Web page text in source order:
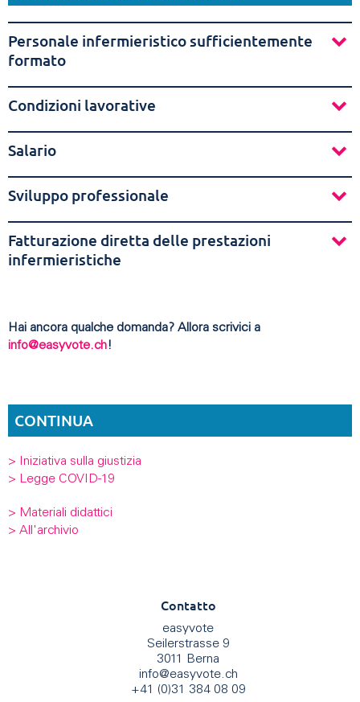
Personale infermieristico sufficientemente
formato
Condizioni lavorative
Salario
Sviluppo professionale
Fatturazione diretta delle prestazioni
infermieristiche
Hai ancora qualche domanda? Allora scrivici a
info@easyvote.ch!
CONTINUA
> Iniziativa sulla giustizia
> Legge COVID-19
> Materiali didattici
> All'archivio
Contatto
easyvote
Seilerstrasse 9
3011 Berna
info@easyvote.ch
+41 (0)31 384 08 09